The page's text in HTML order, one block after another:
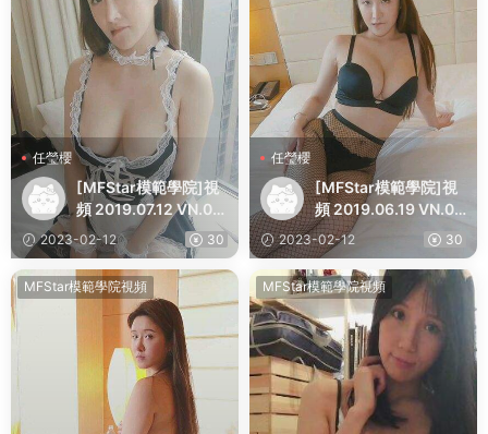
任瑩櫻
[MFStar模範學院]視
頻 2019.07.12 VN.04
4 任瑩櫻
2023-02-12 30
任瑩櫻
[MFStar模範學院]視
頻 2019.06.19 VN.04
3 任瑩櫻 Jenny
2023-02-12 30
MFStar模範學院視頻 MFStar模範學院視頻